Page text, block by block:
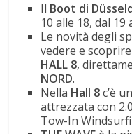
Il Boot di
10 alle 18, dal 19
Le novità degli
vedere e
HALL 8,
NORD.
Nella Hall 8c’è
attrezzata con
Tow-In